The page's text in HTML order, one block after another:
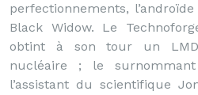
perfectionnements,
Black Widow. Le
obtint à son tour un
nucléaire ; le
l’assistant du scientifique